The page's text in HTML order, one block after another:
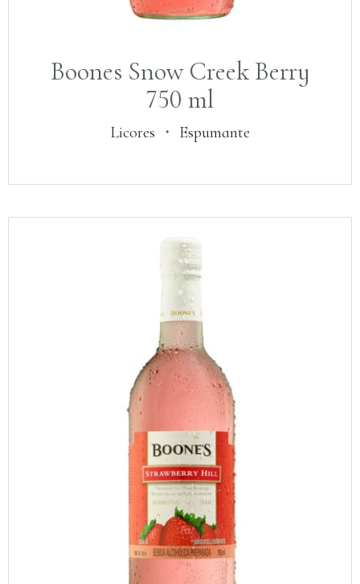
Boones Snow Creek Berry
750 ml
Licores ・ Espumante